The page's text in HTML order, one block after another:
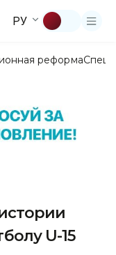
РУ
реформа
U-15